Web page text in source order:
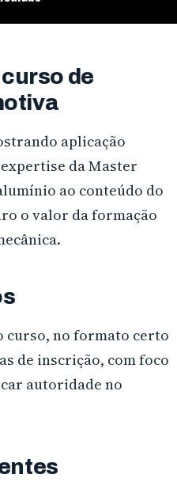
de
aplicação
da Master
ao conteúdo do
o valor da formação
curso, no formato certo
de inscrição, com foco
autoridade no